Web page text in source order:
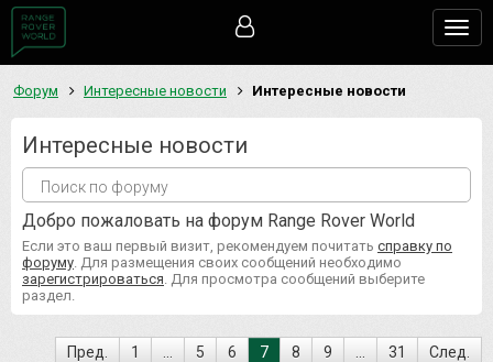
Форум Интересные новости Интересные новости
Интересные новости
Добро пожаловать на форум Range Rover World
Если это ваш первый визит, рекомендуем почитать справку по
форуму . Для размещения своих сообщений необходимо
зарегистрироваться . Для просмотра сообщений выберите
раздел.
Пред. 1 5 6 7 8 9 31 След.